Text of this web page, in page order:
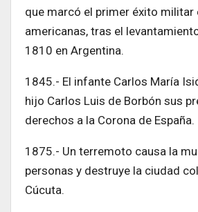
que marcó el primer éxito militar
americanas, tras el
1810 en Argentina.
1845.- El infante Carlos María
hijo Carlos Luis de Borbón sus
derechos a la Corona de España.
1875.- Un terremoto causa la
personas y destruye la ciudad
Cúcuta.